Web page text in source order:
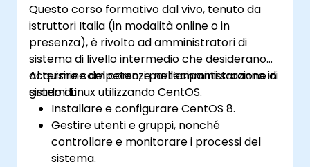
Questo corso formativo dal vivo, tenuto da
istruttori Italia (in modalità online o in
presenza), è rivolto ad amministratori di
sistema di livello intermedio che desiderano
acquisire competenze nell’amministrazione di
sistemi Linux utilizzando CentOS.
Al termine del corso, i partecipanti saranno in
grado di:
Installare e configurare CentOS 8.
Gestire utenti e gruppi, nonché
controllare e monitorare i processi del
sistema.